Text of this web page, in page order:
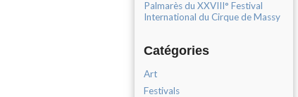
Palmarès du XXVIII° Festival
International du Cirque de Massy
Catégories
Art
Festivals